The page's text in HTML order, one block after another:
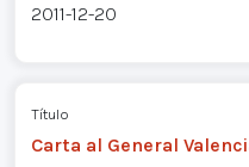
2011-12-20
Título
Carta al General